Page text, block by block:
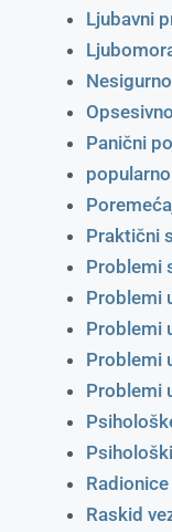
Ljubavni
Panični
popularno
Praktični
Problemi
Problemi
Problemi
Problemi
Problemi
Radionice
Raskid